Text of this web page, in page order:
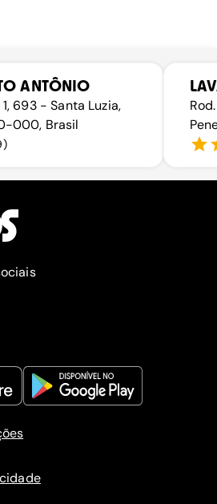
ANTÔNIO
693 - Santa Luzia,
000, Brasil
)